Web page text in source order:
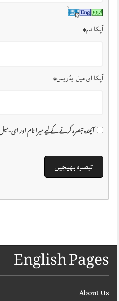
آپکا نام*
آپکا ای میل ایڈریس*
آئیندہ تبصرہ کرنے کے لیے میرا نام اور ای-
English Pages
About Us